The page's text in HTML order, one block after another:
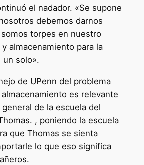
el nadador. «Se supone
debemos darnos
torpes en nuestro
almacenamiento para la
un solo».
de UPenn del problema
es relevante
de la escuela del
, poniendo la escuela
que Thomas se sienta
lo que eso significa